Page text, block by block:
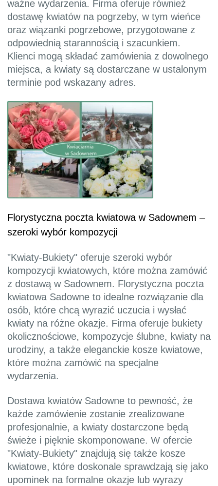
ważne wydarzenia. Firma oferuje również
dostawę kwiatów na pogrzeby, w tym wieńce
oraz wiązanki pogrzebowe, przygotowane z
odpowiednią starannością i szacunkiem.
Klienci mogą składać zamówienia z dowolnego
miejsca, a kwiaty są dostarczane w ustalonym
terminie pod wskazany adres.
Florystyczna poczta kwiatowa w Sadownem –
szeroki wybór kompozycji
"Kwiaty-Bukiety" oferuje szeroki wybór
kompozycji kwiatowych, które można zamówić
z dostawą w Sadownem. Florystyczna poczta
kwiatowa Sadowne to idealne rozwiązanie dla
osób, które chcą wyrazić uczucia i wysłać
kwiaty na różne okazje. Firma oferuje bukiety
okolicznościowe, kompozycje ślubne, kwiaty na
urodziny, a także eleganckie kosze kwiatowe,
które można zamówić na specjalne
wydarzenia.
Dostawa kwiatów Sadowne to pewność, że
każde zamówienie zostanie zrealizowane
profesjonalnie, a kwiaty dostarczone będą
świeże i pięknie skomponowane. W ofercie
"Kwiaty-Bukiety" znajdują się także kosze
kwiatowe, które doskonale sprawdzają się jako
upominek na formalne okazje lub wyrazy